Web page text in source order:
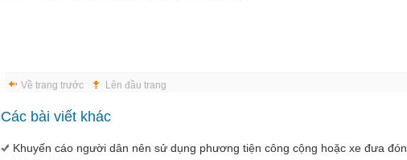
Về trang trước Lên đầu trang
Các bài viết khác
Khuyến cáo người dân nên sử dụng phương tiện công cộng hoặc xe đưa